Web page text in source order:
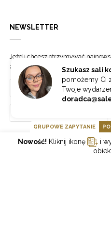
Szukasz sali
pomożemy Ci
Twoje
NEWSLETTER
Jeżeli chcesz otrzymywać
zapisz się do naszego newslettera.
GOONLINE.PL SPÓŁKA Z OGRANICZONĄ
GRUPOWE ZAPYTANIE
Nowość! Kliknij ikonę
i